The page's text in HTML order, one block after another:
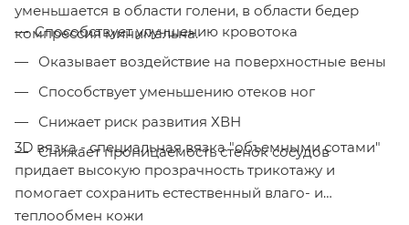
уменьшается в области голени, в области бедер
компрессия минимальна.
Способствует улучшению кровотока
Оказывает воздействие на поверхностные вены
Способствует уменьшению отеков ног
Снижает риск развития ХВН
Снижает проницаемость стенок сосудов
3D вязка - специальная вязка "объемными сотами"
придает высокую прозрачность трикотажу и
помогает сохранить естественный влаго- и
теплообмен кожи